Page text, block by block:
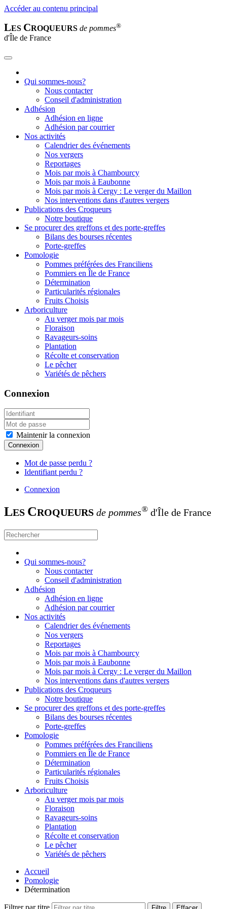
Accéder au contenu principal
LES CROQUEURS de pommes®
d'Île de France
Qui sommes-nous?
Nous contacter
Conseil d'administration
Adhésion
Adhésion en ligne
Adhésion par courrier
Nos activités
Calendrier des événements
Nos vergers
Reportages
Mois par mois à Chambourcy
Mois par mois à Eaubonne
Mois par mois à Cergy : Le verger du Maillon
Nos interventions dans d'autres vergers
Publications des Croqueurs
Notre boutique
Se procurer des greffons et des porte-greffes
Bilans des bourses récentes
Porte-greffes
Pomologie
Pommes préférées des Franciliens
Pommiers en Île de France
Détermination
Particularités régionales
Fruits Choisis
Arboriculture
Au verger mois par mois
Floraison
Ravageurs-soins
Plantation
Récolte et conservation
Le pêcher
Variétés de pêchers
Connexion
Maintenir la connexion
Connexion
Mot de passe perdu ?
Identifiant perdu ?
Connexion
LES CROQUEURS de pommes® d'Île de France
Qui sommes-nous?
Nous contacter
Conseil d'administration
Adhésion
Adhésion en ligne
Adhésion par courrier
Nos activités
Calendrier des événements
Nos vergers
Reportages
Mois par mois à Chambourcy
Mois par mois à Eaubonne
Mois par mois à Cergy : Le verger du Maillon
Nos interventions dans d'autres vergers
Publications des Croqueurs
Notre boutique
Se procurer des greffons et des porte-greffes
Bilans des bourses récentes
Porte-greffes
Pomologie
Pommes préférées des Franciliens
Pommiers en Île de France
Détermination
Particularités régionales
Fruits Choisis
Arboriculture
Au verger mois par mois
Floraison
Ravageurs-soins
Plantation
Récolte et conservation
Le pêcher
Variétés de pêchers
Accueil
Pomologie
Détermination